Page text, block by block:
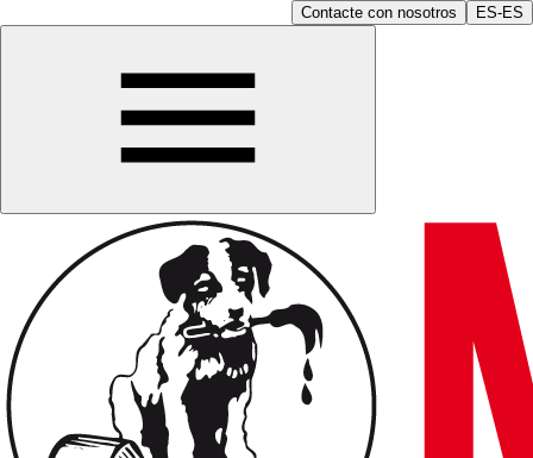
Contacte con nosotros ES-ES